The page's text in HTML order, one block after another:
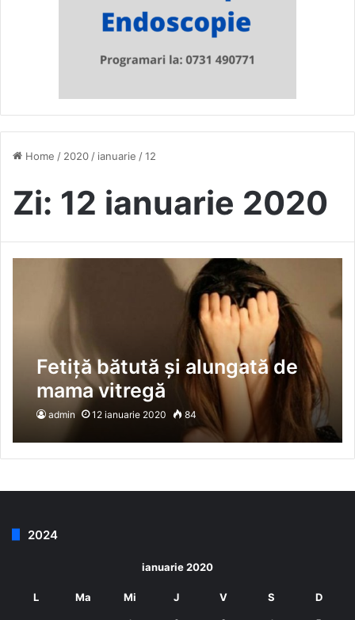
Home / 2020 / ianuarie /12
Zi: 12 ianuarie 2020
Fetiță bătută și alungată de
mama vitregă
admin 12 ianuarie 2020 84
2024
ianuarie 2020
L Ma Mi J V S D